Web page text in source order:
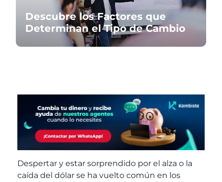
Descubre los Factores que
Determinan el Tipo de Cambio
Despertar y estar sorprendido por el alza o la
caída del dólar se ha vuelto común en los